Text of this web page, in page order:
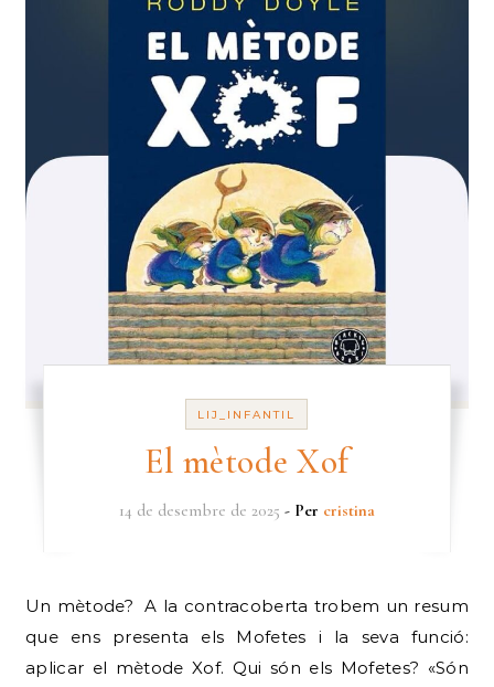
LIJ_INFANTIL
El mètode Xof
14 de desembre de 2025 - Per cristina
Un mètode? A la contracoberta trobem un resum
que ens presenta els Mofetes i la seva funció:
aplicar el mètode Xof. Qui són els Mofetes? «Són